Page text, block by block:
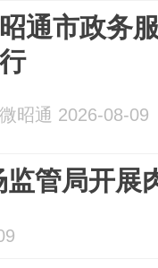
昭通市政务
行
微昭通 2026-08-09
管局开展